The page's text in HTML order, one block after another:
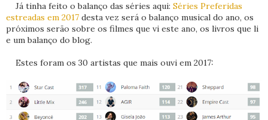
Já tinha feito o balanço das séries aqui: Séries Preferidas
estreadas em 2017 desta vez será o balanço musical do ano, os
próximos serão sobre os filmes que vi este ano, os livros que li
e um balanço do blog.
Estes foram os 30 artistas que mais ouvi em 2017: